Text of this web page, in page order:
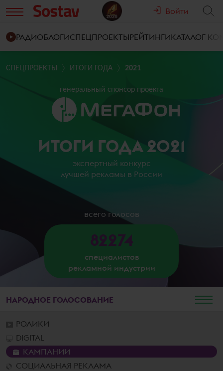
Войти
РАДИОБЛОГИСПЕЦПРОЕКТЫРЕЙТИНГИКАТАЛОГ
СПЕЦПРОЕКТЫ ИТОГИ ГОДА 2021
генеральный спонсор проекта
ИТОГИ ГОДА 2021
экспертный конкурс
лучшей рекламы в России
всего голосов
82274
специалистов
рекламной индустрии
НАРОДНОЕ ГОЛОСОВАНИЕ
РОЛИКИ
DIGITAL
КАМПАНИИ
СОЦИАЛЬНАЯ РЕКЛАМА